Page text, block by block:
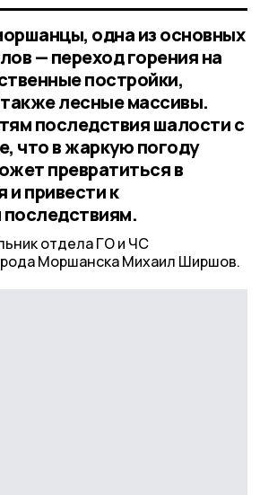
одна из основных
— переход горения на
постройки,
лесные массивы.
последствия шалости с
что в жаркую погоду
превратиться в
привести к
отдела ГО и ЧС
Моршанска Михаил Ширшов.